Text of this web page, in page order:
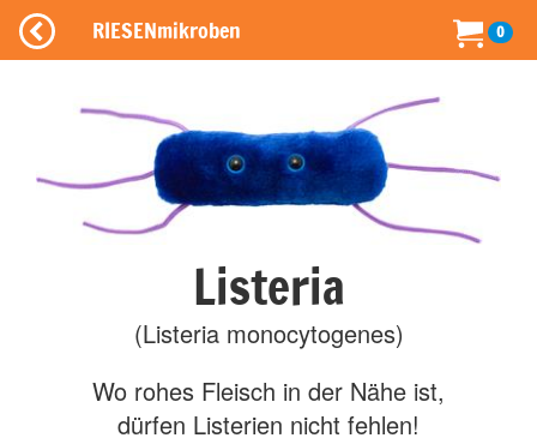
RIESENmikroben 0
Listeria
(Listeria monocytogenes)
Wo rohes Fleisch in der Nähe ist,
dürfen Listerien nicht fehlen!